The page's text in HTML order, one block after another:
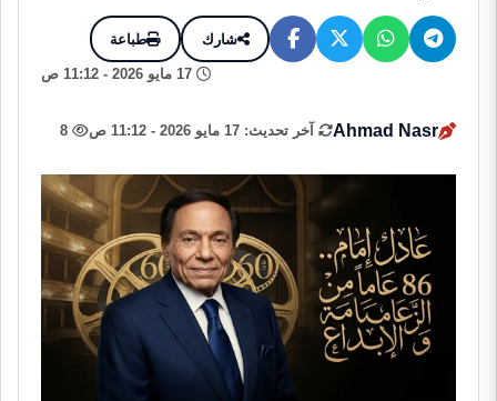
شارك طباعة
Ahmad Nasr آخر تحديث: 17 مايو 2026 - 11:12 ص